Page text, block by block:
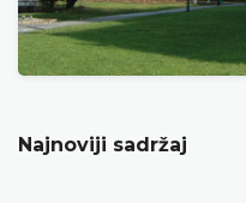
Najnoviji sadržaj